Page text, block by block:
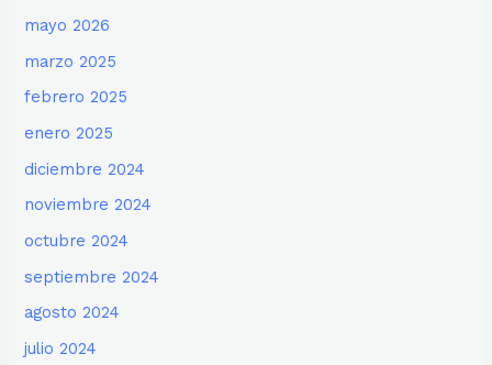
mayo 2026
marzo 2025
febrero 2025
enero 2025
diciembre 2024
noviembre 2024
octubre 2024
septiembre 2024
agosto 2024
julio 2024